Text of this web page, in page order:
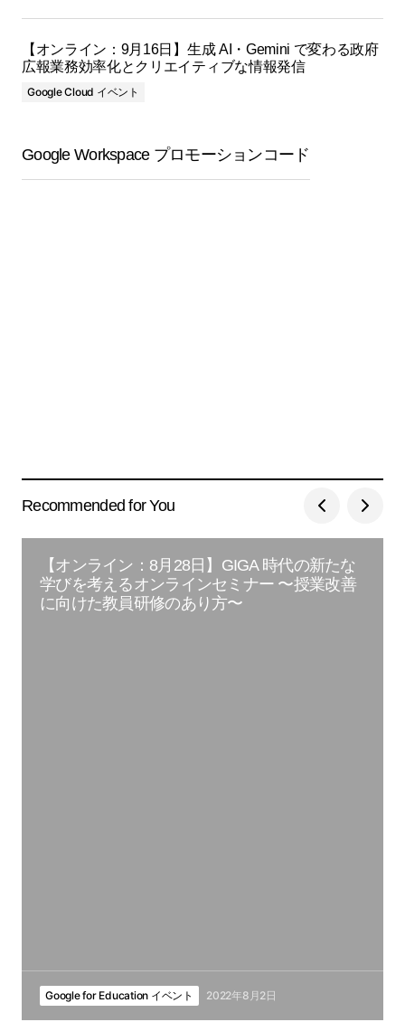
【オンライン：9月16日】生成 AI・Gemini で変わる政府
広報業務効率化とクリエイティブな情報発信
Google Cloud イベント
Google Workspace プロモーションコード
Recommended for You
【オンライン：8月28日】GIGA 時代の新たな
学びを考えるオンラインセミナー 〜授業改善
に向けた教員研修のあり方〜
Google for Education イベント 2022年8月2日